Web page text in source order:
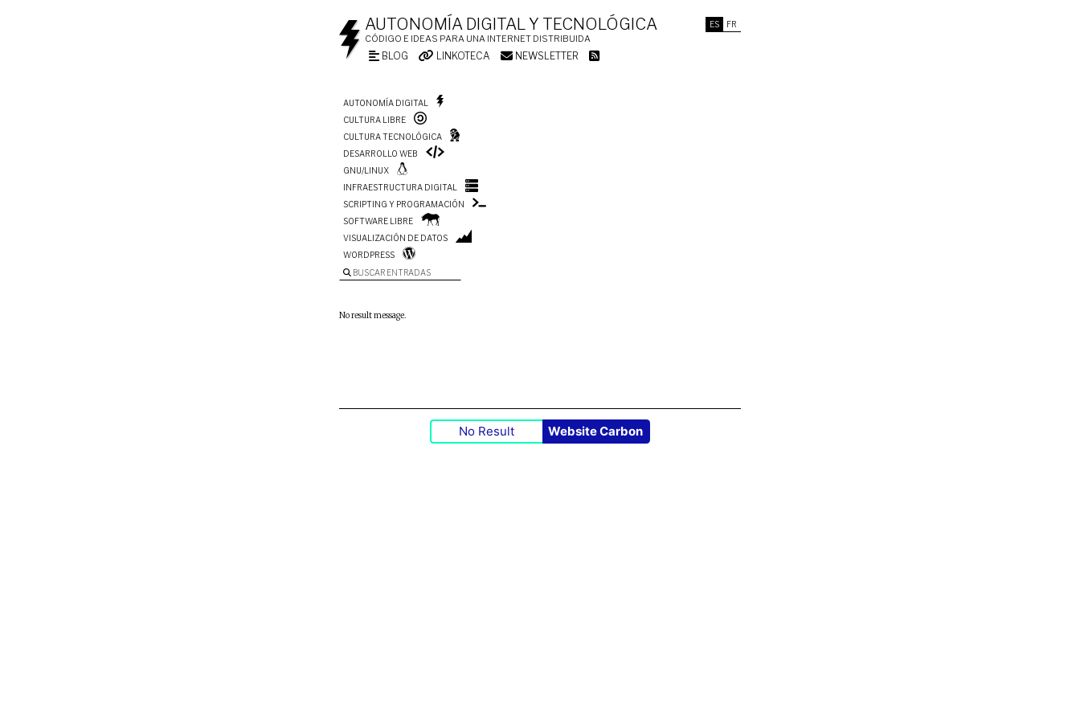
ES FR
AUTONOMÍA DIGITAL Y TECNOLÓGICA
CÓDIGO E IDEAS PARA UNA INTERNET DISTRIBUIDA
BLOG LINKOTECA NEWSLETTER
AUTONOMÍA DIGITAL
CULTURA LIBRE
CULTURA TECNOLÓGICA
DESARROLLO WEB
GNU/LINUX
INFRAESTRUCTURA DIGITAL
SCRIPTING Y PROGRAMACIÓN
SOFTWARE LIBRE
VISUALIZACIÓN DE DATOS
WORDPRESS
BUSCAR ENTRADAS
No result message.
No Result Website Carbon